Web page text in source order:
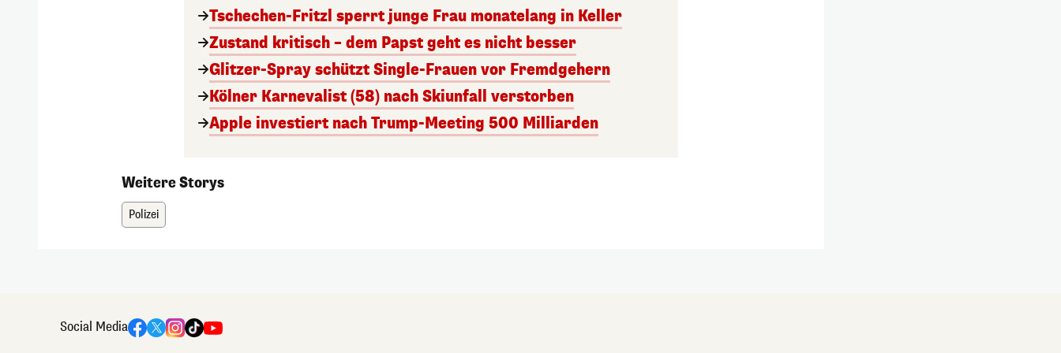
Tschechen-Fritzl sperrt junge Frau monatelang in Keller
Zustand kritisch – dem Papst geht es nicht besser
Glitzer-Spray schützt Single-Frauen vor Fremdgehern
Kölner Karnevalist (58) nach Skiunfall verstorben
Apple investiert nach Trump-Meeting 500 Milliarden
Weitere Storys
Polizei
Social Media